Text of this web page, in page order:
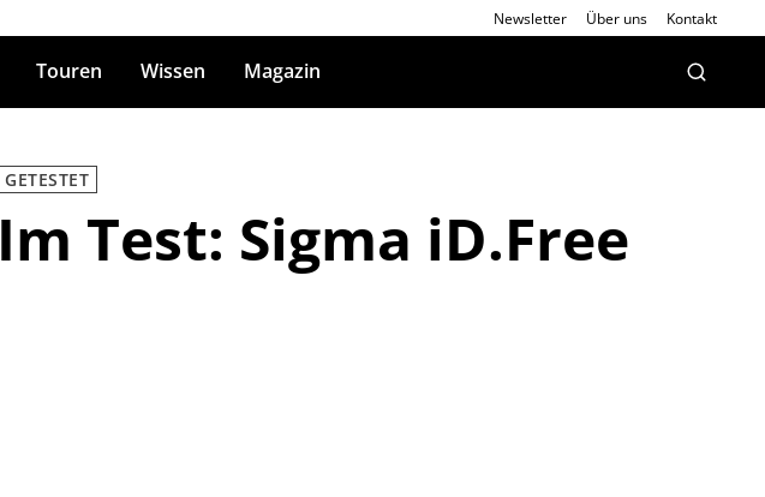
Newsletter Über uns Kontakt
Touren Wissen Magazin
GETESTET
Im Test: Sigma iD.Free